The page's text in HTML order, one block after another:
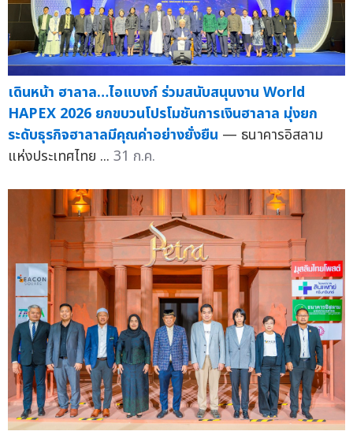
เดินหน้า ฮาลาล…ไอแบงก์ ร่วมสนับสนุนงาน World
HAPEX 2026 ยกขบวนโปรโมชันการเงินฮาลาล มุ่งยก
ระดับธุรกิจฮาลาลมีคุณค่าอย่างยั่งยืน — ธนาคารอิสลาม
แห่งประเทศไทย ... 31 ก.ค.